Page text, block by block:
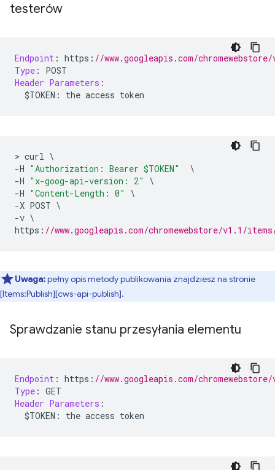
testerów
Endpoint : https : //www.googleapis.com/
Type :
POST
Header Parameters :
$TOKEN : the access token
> curl \
-H "Authorization: Bearer $TOKEN"
\
-H "x-goog-api-version: 2"
\
-H "Content-Length: 0"
\
-X POST \
-v \
https : //www.googleapis.com/chromewebstore/v1.1/
Uwaga:pełny opis metody publikowania znajdziesz na stronie
[Items:Publish][cws-api-publish].
Sprawdzanie stanu przesyłania elementu
Endpoint : https : //www.googleapis.com/
Type : GET
Header Parameters :
$TOKEN : the access token